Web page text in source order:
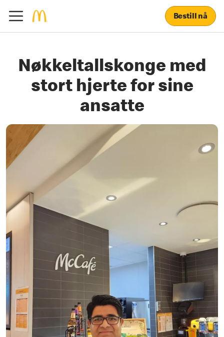
Bestill nå
Nøkkeltallskonge med
stort hjerte for sine
ansatte